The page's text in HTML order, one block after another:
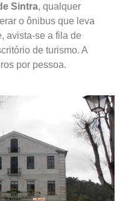
Sintra, qualquer
o ônibus que leva
avista-se a fila de
de turismo. A
por pessoa.